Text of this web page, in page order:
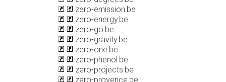
zero-emission.be
zero-energy.be
zero-go.be
zero-gravity.be
zero-one.be
zero-phenol.be
zero-projects.be
zero-provence.be